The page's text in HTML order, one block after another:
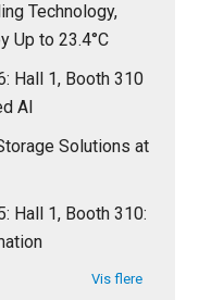
Technology,
Up to 23.4°C
Hall 1, Booth 310
AI
Solutions at
Hall 1, Booth 310:
Vis flere